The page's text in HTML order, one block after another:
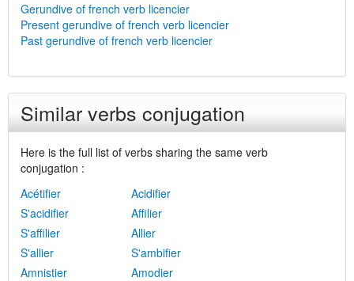
Gerundive of french verb licencier
Present gerundive of french verb licencier
Past gerundive of french verb licencier
Similar verbs conjugation
Here is the full list of verbs sharing the same verb
conjugation :
Acétifier
Acidifier
S'acidifier
Affilier
S'affilier
Allier
S'allier
S'ambifier
Amnistier
Amodier